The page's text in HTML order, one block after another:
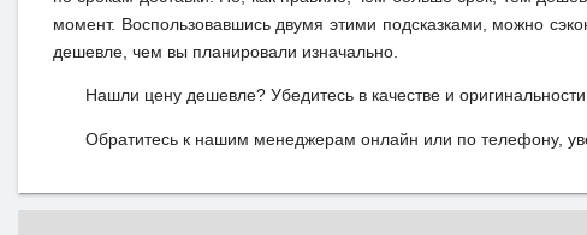
момент. Воспользовавшись двумя этими подсказками, можно
дешевле, чем вы планировали изначально.
Нашли цену дешевле? Убедитесь в качестве и
Обратитесь к нашим менеджерам онлайн или по телефону,